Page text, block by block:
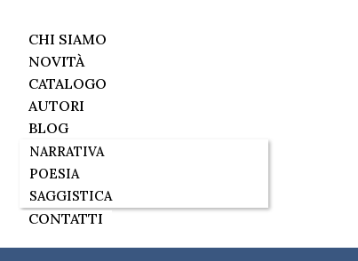
CHI SIAMO
NOVITÀ
CATALOGO
AUTORI
BLOG
NARRATIVA
POESIA
SAGGISTICA
CONTATTI